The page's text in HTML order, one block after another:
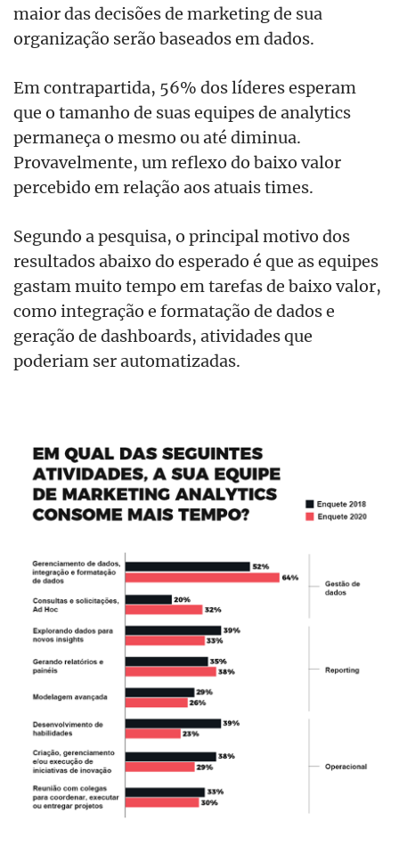
maior das decisões de marketing de sua
organização serão baseados em dados.
Em contrapartida, 56% dos líderes esperam
que o tamanho de suas equipes de analytics
permaneça o mesmo ou até diminua.
Provavelmente, um reflexo do baixo valor
percebido em relação aos atuais times.
Segundo a pesquisa, o principal motivo dos
resultados abaixo do esperado é que as equipes
gastam muito tempo em tarefas de baixo valor,
como integração e formatação de dados e
geração de dashboards, atividades que
poderiam ser automatizadas.